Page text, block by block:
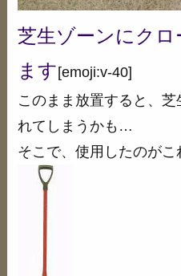
芝生ゾーンにク
ます[emoji:v-40]
このまま放置すると、
れてしまうかも…
そこで、使用したのがこ